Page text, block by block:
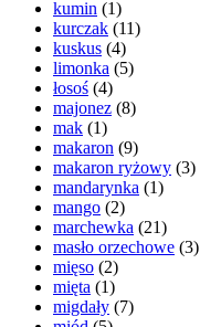
kumin (1)
kurczak (11)
kuskus (4)
limonka (5)
łosoś (4)
majonez (8)
mak (1)
makaron (9)
makaron ryżowy (3)
mandarynka (1)
mango (2)
marchewka (21)
masło orzechowe (3)
mięso (2)
mięta (1)
migdały (7)